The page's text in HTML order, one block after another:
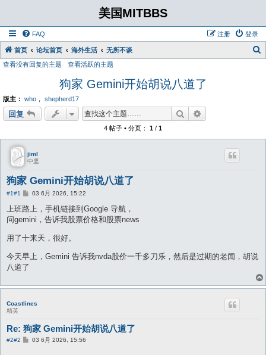
美国MITBBS
FAQ 登录
注册
首页 论坛首页 海外生活 无所不谈
查看没有回复的主题 查看活跃的主题
狗家 Gemini开始胡说八道了
版主： who ， shepherd17
回复 搜索
4 帖子 • 分页： 1 / 1
jiml
中坚
狗家 Gemini开始胡说八道了
#1#1
帖
03 6月 2026, 15:22
上班路上，手机链接到Google 导航，
问gemini，告诉我股票价格和股票news
用了十来天，很好。
今天早上，Gemini 告诉我nvda股价一千多刀乐，然后是过期的老闻，胡说
八道了
Coastlines
精英
Re: 狗家 Gemini开始胡说八道了
#2#2
帖
03 6月 2026, 15:56